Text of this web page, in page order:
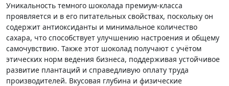
Уникальность темного шоколада премиум-класса
проявляется и в его питательных свойствах, поскольку он
содержит антиоксиданты и минимальное количество
сахара, что способствует улучшению настроения и общему
самочувствию. Также этот шоколад получают с учётом
этических норм ведения бизнеса, поддерживая устойчивое
развитие плантаций и справедливую оплату труда
производителей. Вкусовая глубина и физические